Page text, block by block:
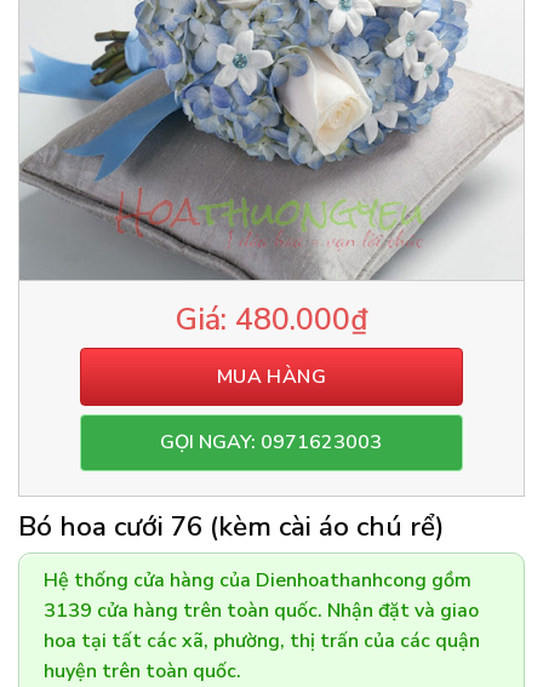
480.000₫
MUA HÀNG
GỌI NGAY: 0971623003
Bó hoa cưới 76 (kèm cài áo chú rể)
Hệ thống cửa hàng của Dienhoathanhcong gồm
3139 cửa hàng trên toàn quốc. Nhận đặt và giao
hoa tại tất các xã, phường, thị trấn của các quận
huyện trên toàn quốc.